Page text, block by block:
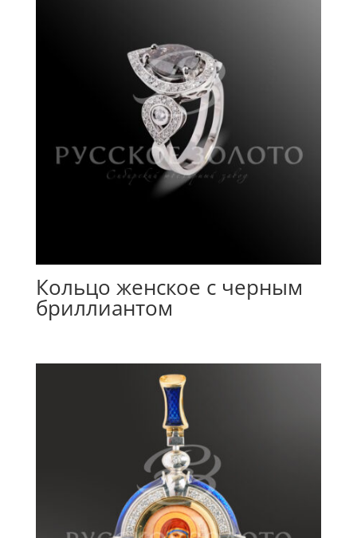
Кольцо женское с черным
бриллиантом